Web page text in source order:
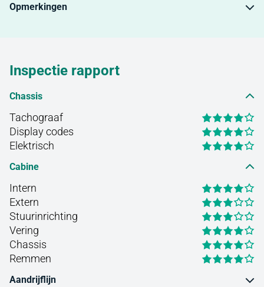
Opmerkingen
Inspectie rapport
Chassis
Tachograaf
Display codes
Elektrisch
Cabine
Intern
Extern
Stuurinrichting
Vering
Chassis
Remmen
Aandrijflijn